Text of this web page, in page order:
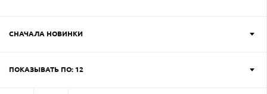
СНАЧАЛА НОВИНКИ
ПОКАЗЫВАТЬ ПО: 12